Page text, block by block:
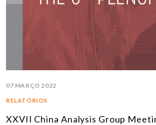
07 MARÇO 2022
RELATÓRIOS
XXVII China Analysis Group